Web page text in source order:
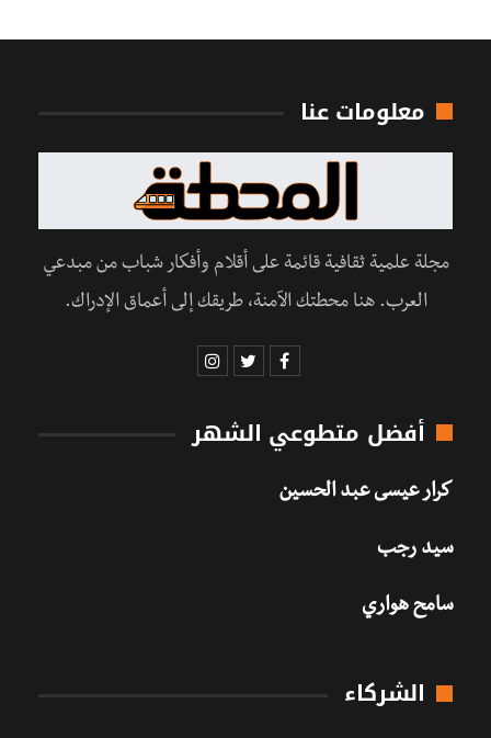
معلومات عنا
مجلة علمية ثقافية قائمة على أقلام وأفكار شباب من مبدعي
العرب. هنا محطتك الآمنة، طريقك إلى أعماق الإدراك.
أفضل متطوعي الشهر
كرار عيسى عبد الحسين
سيد رجب
سامح هواري
الشركاء